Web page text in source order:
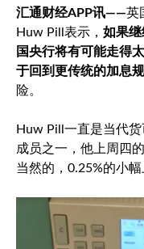
汇通财经APP讯——英
Huw Pill表示， 如果
国央行将有可能走得
于回到更传统的加息
险。
Huw Pill一直是当代
成员之一，他上周四
当然的，0.25%的小